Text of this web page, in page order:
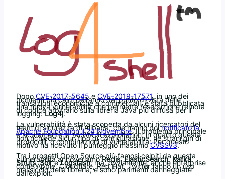
Dopo CVE-2017-5645 e CVE-2019-17571, in uno dei
momenti più caldi dell’anno dal punto di vista delle
transazioni economiche e commerciali, è stata pubblicata
una nuova vulnerabilità che permette l’esecuzione remota
di codice arbitrario sulla libreria Java più diffusa per il
logging:Log4j.
La vulnerabilità è stata scoperta da alcuni ricercatori del
team di sicurezza di Alibaba, che hanno poinotificato la
Apache Foundation il 24 Novembre. Il problema principale
è sicuramente lafacilitàdi exploitation, in quanto questa
non richiede alcun tipo di configurazione, nè strani giri di
protocolli, o combinazioni di vulnerabilità. Per questo
motivo ha ricevuto il punteggio massimoCVSSv3.
Tra i progetti Open Source più famosi colpiti da questa
vulnerabilità annoveriamoRedis,ElasticSearch, Kafka,
Struts,SolreLogstash: ma, ovviamente, anche enterprise
come Apple, Cloudflare, Red Hat, Twitter fanno un uso
massiccio della libreria, e sono parimenti danneggiate
dall’exploit.